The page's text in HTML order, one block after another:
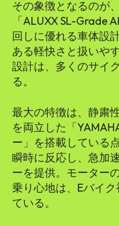
その象徴となるのが
「ALUXX SL-Grade
回しに優れる車体設
ある軽快さと扱いや
設計は、多くのサイ
る。
最大の特徴は、静粛
を両立した「
ー」を搭載している
瞬時に反応し、急加
ーを提供。モーター
乗り心地は、Eバイ
ている。